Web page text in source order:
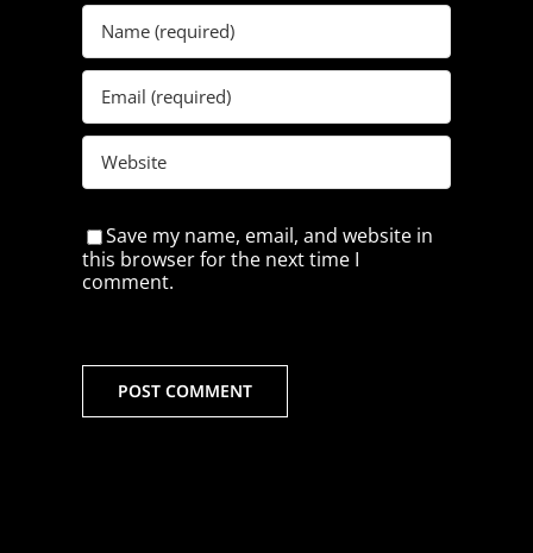
Save my name, email, and website in
this browser for the next time I
comment.